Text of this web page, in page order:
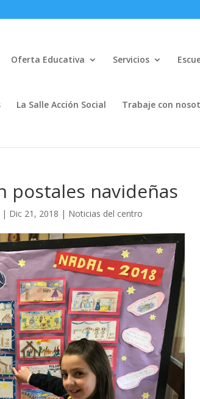
Oferta Educativa Servicios
La Salle Acción Social Trabaje con
postales navideñas
| Dic 21, 2018 | Noticias del centro